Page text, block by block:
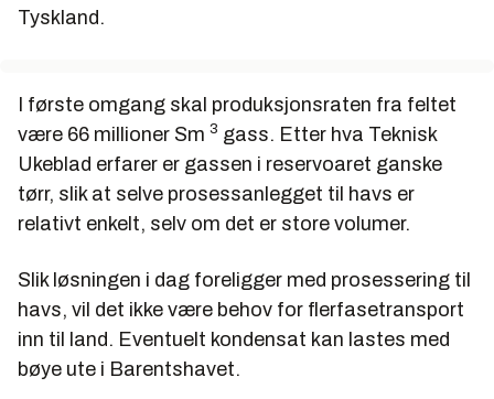
Tyskland.
I første omgang skal produksjonsraten fra feltet
være 66 millioner Sm 3 gass. Etter hva Teknisk
Ukeblad erfarer er gassen i reservoaret ganske
tørr, slik at selve prosessanlegget til havs er
relativt enkelt, selv om det er store volumer.
Slik løsningen i dag foreligger med prosessering til
havs, vil det ikke være behov for flerfasetransport
inn til land. Eventuelt kondensat kan lastes med
bøye ute i Barentshavet.